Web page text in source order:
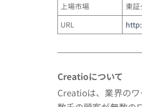
上場市場
東証
URL
Creatioについて
Creatioは、業界のワ